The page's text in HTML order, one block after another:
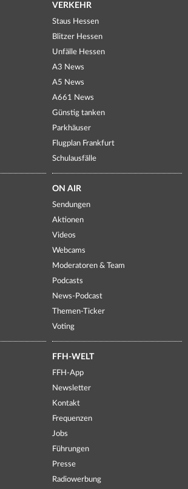
VERKEHR
Staus Hessen
Blitzer Hessen
Unfälle Hessen
A3 News
A5 News
A661 News
Günstig tanken
Parkhäuser
Flugplan Frankfurt
Schulausfälle
ON AIR
Sendungen
Aktionen
Videos
Webcams
Moderatoren & Team
Podcasts
News-Podcast
Themen-Ticker
Voting
FFH-WELT
FFH-App
Newsletter
Kontakt
Frequenzen
Jobs
Führungen
Presse
Radiowerbung